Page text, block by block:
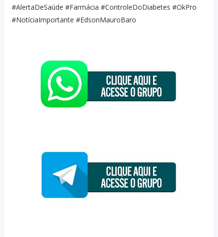
#AlertaDeSaúde #Farmácia #ControleDoDiabetes #OkPro
#NotíciaImportante #EdsonMauroBaro